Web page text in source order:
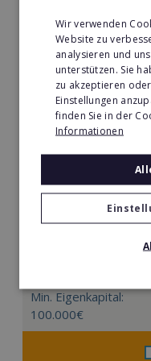
Mindways 3D
3D TrickArt ist der
Min. Eigenkapital:
100.000€
Wir verwenden
Website zu
analysieren und
unterstützen. Sie
zu akzeptieren
Einstellungen
finden Sie in der
Informationen